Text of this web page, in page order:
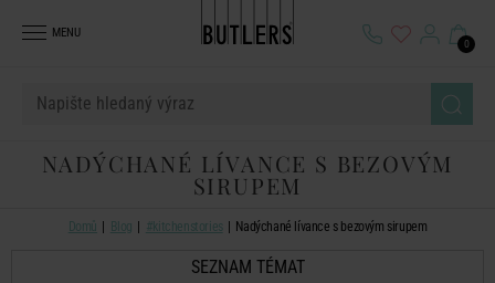
MENU
0
NADÝCHANÉ LÍVANCE S BEZOVÝM
SIRUPEM
Domů Blog #kitchenstories Nadýchané lívance s bezovým sirupem
SEZNAM TÉMAT